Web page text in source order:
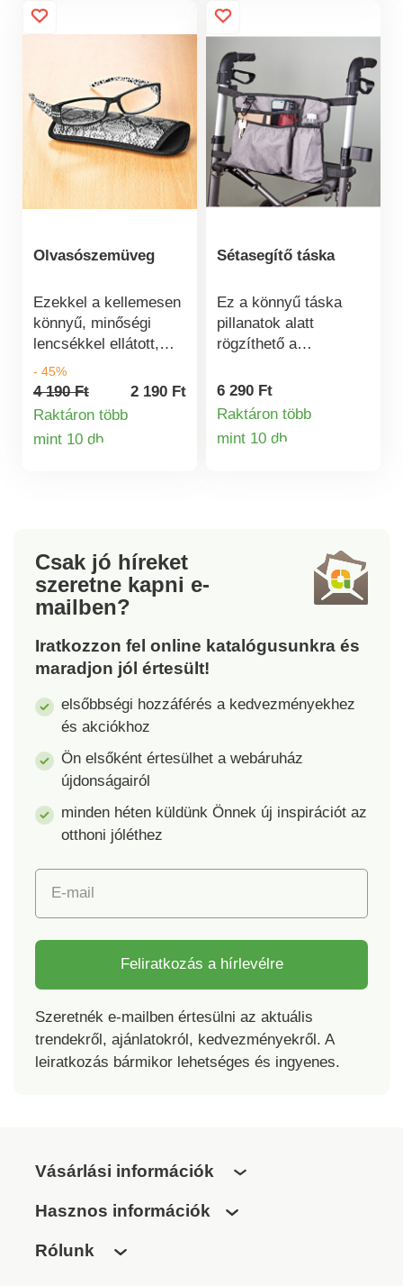
Olvasószemüveg
Ezekkel a kellemesen
könnyű, minőségi
lencsékkel ellátott,
divatos
olvasószemüvegekkel
nemcsak jobban lát,
Az elegáns,
- 45%
4 190 Ft
2 190 Ft
Raktáron több
mint 10 dbTermékinformációk
Sétasegítő táska
Ez a könnyű táska
pillanatok alatt
rögzíthető a
tart a holmik között,
felszabadítja a
biztonságosabb
mobiltelefon vagy a
szemüveg tárolására.
Gyors felszerelés.
számára. Könnyű,
6 290 Ft
Raktáron több
mint 10 db
Csak jó híreket
szeretne kapni e-
mailben?
Iratkozzon fel online katalógusunkra és
maradjon jól értesült!
elsőbbségi hozzáférés a kedvezményekhez
és akciókhoz
Ön elsőként értesülhet a webáruház
újdonságairól
minden héten küldünk Önnek új inspirációt az
otthoni jóléthez
E-mail
Feliratkozás a hírlevélre
Szeretnék e-mailben értesülni az aktuális
trendekről, ajánlatokról, kedvezményekről. A
leiratkozás bármikor lehetséges és ingyenes.
Vásárlási információk
Hasznos információk
Rólunk